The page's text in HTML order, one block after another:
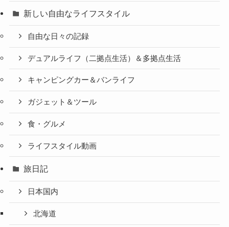
新しい自由なライフスタイル
自由な日々の記録
デュアルライフ（二拠点生活）＆多拠点生活
キャンピングカー＆バンライフ
ガジェット＆ツール
食・グルメ
ライフスタイル動画
旅日記
日本国内
北海道